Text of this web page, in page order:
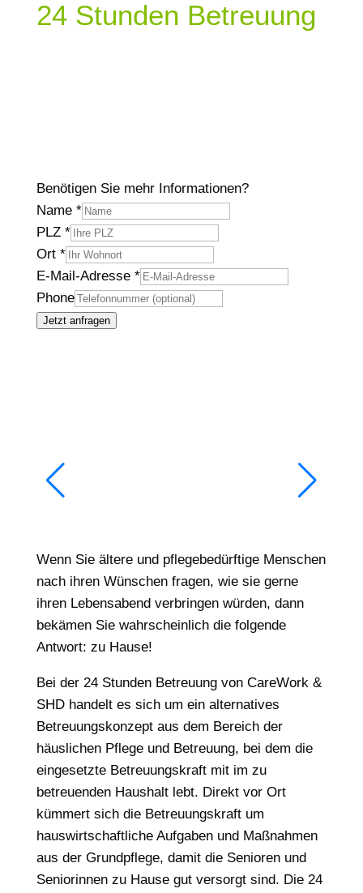
24 Stunden Betreuung
Benötigen Sie mehr Informationen?
Name *
PLZ *
Ort *
E-Mail-Adresse *
Phone
Jetzt anfragen
Wenn Sie ältere und pflegebedürftige Menschen
nach ihren Wünschen fragen, wie sie gerne
ihren Lebensabend verbringen würden, dann
bekämen Sie wahrscheinlich die folgende
Antwort: zu Hause!
Bei der 24 Stunden Betreuung von CareWork &
SHD handelt es sich um ein alternatives
Betreuungskonzept aus dem Bereich der
häuslichen Pflege und Betreuung, bei dem die
eingesetzte Betreuungskraft mit im zu
betreuenden Haushalt lebt. Direkt vor Ort
kümmert sich die Betreuungskraft um
hauswirtschaftliche Aufgaben und Maßnahmen
aus der Grundpflege, damit die Senioren und
Seniorinnen zu Hause gut versorgt sind. Die 24